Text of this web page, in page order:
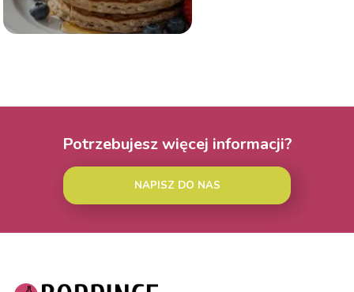
Potrzebujesz więcej informacji?
NAPISZ DO NAS